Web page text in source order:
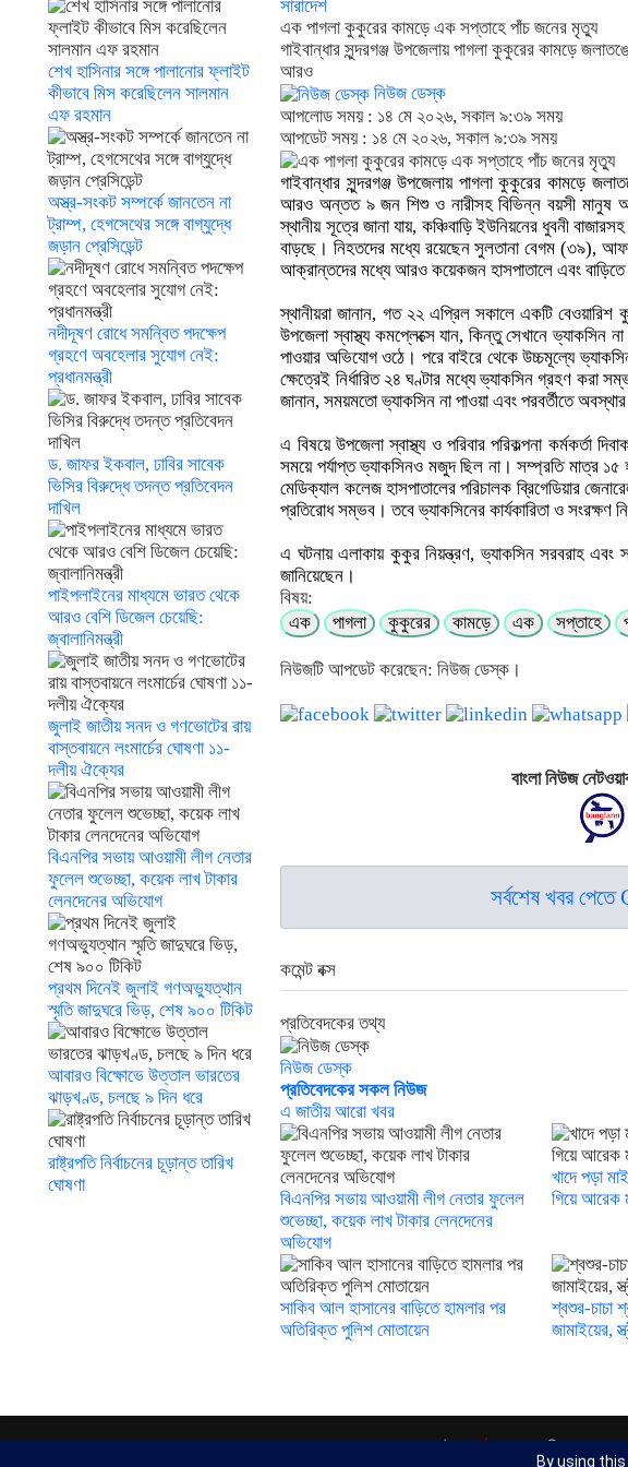
সারাদেশ
এক পাগলা কুকুরের কামড়ে এক সপ্তাহে পাঁচ জনের মৃত্যু
গাইবান্ধার সুন্দরগঞ্জ উপজেলায় পাগলা কুকুরের কামড়ে
আরও
নিউজ ডেস্ক
আপলোড সময় : ১৪ মে ২০২৬, সকাল ৯:৩৯ সময়
আপডেট সময় : ১৪ মে ২০২৬, সকাল ৯:৩৯ সময়
গাইবান্ধার সুন্দরগঞ্জ উপজেলায় পাগলা কুকুরের কামড়ে
আরও অন্তত ৯ জন শিশু ও নারীসহ বিভিন্ন বয়সী মানুষ
স্থানীয় সূত্রে জানা যায়, কঞ্চিবাড়ি ইউনিয়নের ধুবনী
বাড়ছে। নিহতদের মধ্যে রয়েছেন সুলতানা বেগম (৩৯),
আক্রান্তদের মধ্যে আরও কয়েকজন হাসপাতালে এবং বাড়িতে
স্থানীয়রা জানান, গত ২২ এপ্রিল সকালে একটি
উপজেলা স্বাস্থ্য কমপ্লেক্সে যান, কিন্তু সেখানে ভ্যাকসিন
পাওয়ার অভিযোগ ওঠে। পরে বাইরে থেকে উচ্চমূল্যে
ক্ষেত্রেই নির্ধারিত ২৪ ঘণ্টার মধ্যে ভ্যাকসিন গ্রহণ
জানান, সময়মতো ভ্যাকসিন না পাওয়া এবং পরবর্তীতে অবস্থার
এ বিষয়ে উপজেলা স্বাস্থ্য ও পরিবার পরিকল্পনা
সময়ে পর্যাপ্ত ভ্যাকসিনও মজুদ ছিল না। সম্প্রতি মাত্র ১৫
মেডিক্যাল কলেজ হাসপাতালের পরিচালক ব্রিগেডিয়ার
প্রতিরোধ সম্ভব। তবে ভ্যাকসিনের কার্যকারিতা ও
এ ঘটনায় এলাকায় কুকুর নিয়ন্ত্রণ, ভ্যাকসিন সরবরাহ এবং
জানিয়েছেন।
বিষয়:
এক
পাগলা কুকুরের কামড়ে এক সপ্তাহে
নিউজটি আপডেট করেছেন: নিউজ ডেস্ক।
বাংলা নিউজ
সর্বশেষ খবর
কমেন্ট বক্স
প্রতিবেদকের তথ্য
নিউজ ডেস্ক
প্রতিবেদকের সকল নিউজ
এ জাতীয় আরো খবর
বিএনপির সভায় আওয়ামী লীগ নেতার ফুলেল
শুভেচ্ছা, কয়েক লাখ টাকার লেনদেনের
অভিযোগ
খাদে পড়া
গিয়ে আরেক
সাকিব আল হাসানের বাড়িতে হামলার পর
অতিরিক্ত পুলিশ মোতায়েন
শ্বশুর-চাচা
জামাইয়ের,
শেখ হাসিনার সঙ্গে পালানোর ফ্লাইট
কীভাবে মিস করেছিলেন সালমান
এফ রহমান
অস্ত্র-সংকট সম্পর্কে জানতেন না
ট্রাম্প, হেগসেথের সঙ্গে বাগ্‌যুদ্ধে
জড়ান প্রেসিডেন্ট
নদীদূষণ রোধে সমন্বিত পদক্ষেপ
গ্রহণে অবহেলার সুযোগ নেই:
প্রধানমন্ত্রী
ড. জাফর ইকবাল, ঢাবির সাবেক
ভিসির বিরুদ্ধে তদন্ত প্রতিবেদন
দাখিল
পাইপলাইনের মাধ্যমে ভারত থেকে
আরও বেশি ডিজেল চেয়েছি:
জ্বালানিমন্ত্রী
জুলাই জাতীয় সনদ ও গণভোটের রায়
বাস্তবায়নে লংমার্চের ঘোষণা ১১-
দলীয় ঐক্যের
বিএনপির সভায় আওয়ামী লীগ নেতার
ফুলেল শুভেচ্ছা, কয়েক লাখ টাকার
লেনদেনের অভিযোগ
প্রথম দিনেই জুলাই গণঅভ্যুত্থান
স্মৃতি জাদুঘরে ভিড়, শেষ ৯০০ টিকিট
আবারও বিক্ষোভে উত্তাল ভারতের
ঝাড়খণ্ড, চলছে ৯ দিন ধরে
রাষ্ট্রপতি নির্বাচনের চূড়ান্ত তারিখ
ঘোষণা
অফিস :
By using